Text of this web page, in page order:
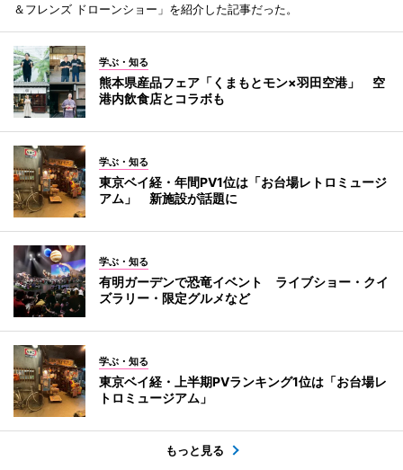
＆フレンズ ドローンショー」を紹介した記事だった。
学ぶ・知る
熊本県産品フェア「くまもとモン×羽田空港」 空
港内飲食店とコラボも
学ぶ・知る
東京ベイ経・年間PV1位は「お台場レトロミュージ
アム」 新施設が話題に
学ぶ・知る
有明ガーデンで恐竜イベント ライブショー・クイ
ズラリー・限定グルメなど
学ぶ・知る
東京ベイ経・上半期PVランキング1位は「お台場レ
トロミュージアム」
もっと見る